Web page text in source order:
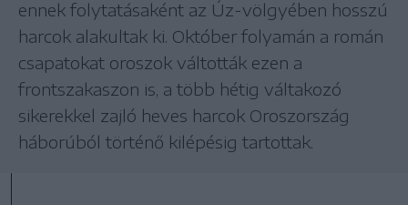
ennek folytatásaként az Úz-völgyében hosszú
harcok alakultak ki. Október folyamán a román
csapatokat oroszok váltották ezen a
frontszakaszon is, a több hétig váltakozó
sikerekkel zajló heves harcok Oroszország
háborúból történő kilépésig tartottak.